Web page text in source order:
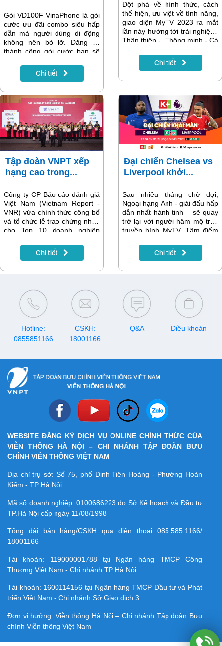
Gói VD100F VinaPhone là gói
cước ưu đãi combo siêu hấp
dẫn mà người dùng di động
không nên bỏ lỡ. Đăng ký
thành công gói cước bạn sẽ
cao, được miễn phí gọi và
Facebook không giới hạn chỉ
Chi tiết
Đột phá về hình thức, cách
thể hiện, ưu việt về tính năng,
giao diện MyTV 2023 ra mắt
lần này hướng tới trải nghiệm:
Thân thiện - Thông minh - Cá
Chi tiết
Tập đoàn VNPT xếp
hạng cao trong...
Công ty CP Báo cáo đánh giá
Việt Nam (Vietnam Report -
VNR) vừa chính thức công bố
và tổ chức lễ trao chứng nhận
cho Top 10 doanh nghiệp
VNPT và các thương hiệu
VinaPhone, Technology đều
Chi tiết
Đại chiến Chelsea vs
Liverpool khởi...
Sau nhiều tháng chờ đợi,
Ngoại hạng Anh - giải đấu hấp
dẫn nhất hành tinh – sẽ quay
trở lại với người hâm mộ trên
truyền hình MyTV. Tâm điểm
“gã khổng lồ” Chelsea và
Liverpool. Fan hâm mộ không
Truyền hình MyTV.
Chi tiết
Hotline:
0855851166
CSKH:
18001166
Q&A Điều khoản
WEBSITE ĐĂNG KÝ DỊCH VỤ ONLINE CHÍNH THỨC CỦA
VIỄN THÔNG HÀ NỘI – CHI NHÁNH TẬP ĐOÀN BƯU
CHÍNH VIỄN THÔNG VIỆT NAM
Địa chỉ trụ sở: Số 75, phố Đinh Tiên Hoàng - Phường Hoàn
Kiếm - TP Hà Nội.
Mã số doanh nghiệp:0100686223 do Sở Kế hoạch và Đầu tư
TP.Hà Nội cấp ngày 11/08/1998
Tổng đài bán hàng/CSKH qua điện thoại 085.585.1166/
18001166
Tài khoản: 119000001788 tại Ngân hàng TMCP Công
Thương Việt Nam - Chi nhánh TP Hà Nội
Tài khoản: 1600114156 tại Ngân hàng TMCP Ðầu tư và Phát
triển Việt Nam - Chi nhánh Sở Giao dịch 3
Đơn vị hưởng: Viễn thông Hà Nội – Chi nhánh Tập đoàn Bưu
chính Viễn thông Việt Nam